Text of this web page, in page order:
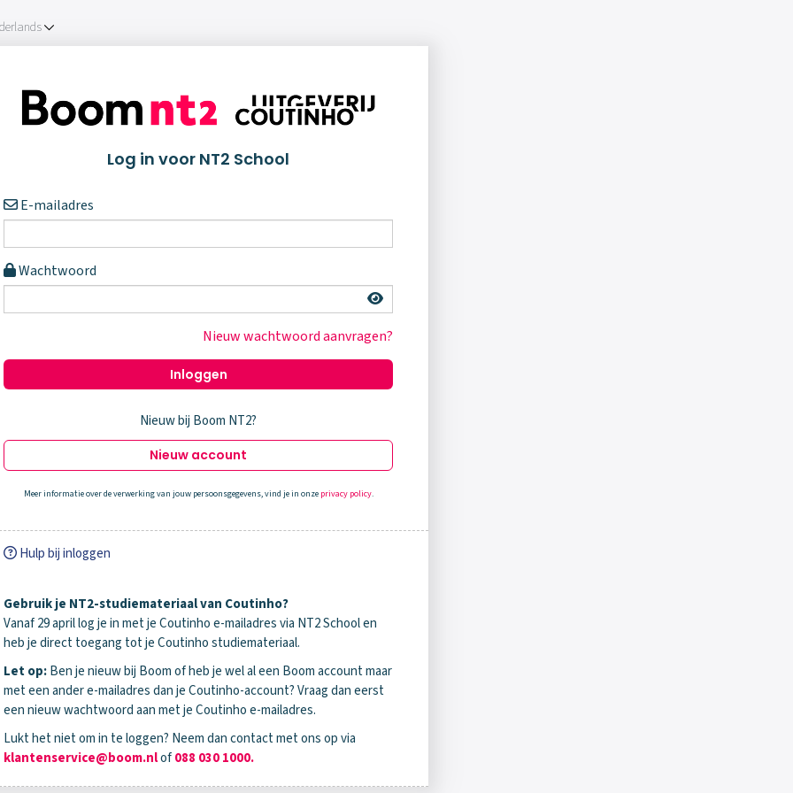
Log in voor NT2 School
E-mailadres
Wachtwoord
Nieuw wachtwoord aanvragen?
Nieuw bij Boom NT2?
Nieuw account
Meer informatie over de verwerking van jouw persoonsgegevens, vind je in onze privacy policy.
Hulp bij inloggen
Gebruik je NT2-studiemateriaal van Coutinho?
Vanaf 29 april log je in met je Coutinho e-mailadres via NT2 School en
heb je direct toegang tot je Coutinho studiemateriaal.
Let op:Ben je nieuw bij Boom of heb je wel al een Boom account maar
met een ander e-mailadres dan je Coutinho-account? Vraag dan eerst
een nieuw wachtwoord aan met je Coutinho e-mailadres.
Lukt het niet om in te loggen? Neem dan contact met ons op via
klantenservice@boom.nlof088 030 1000.